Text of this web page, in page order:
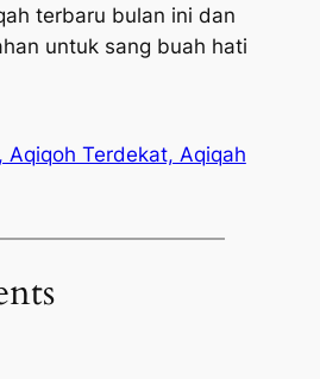
terbaru bulan ini dan
untuk sang buah hati
Aqiqoh Terdekat, Aqiqah